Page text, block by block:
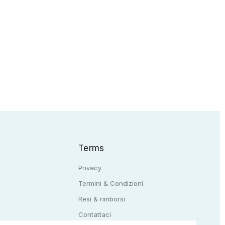
Terms
Privacy
Termini & Condizioni
Resi & rimborsi
Contattaci